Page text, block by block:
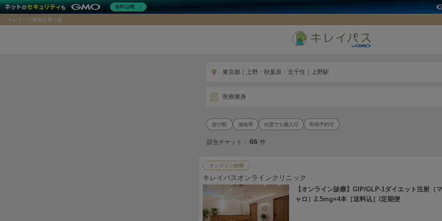
キレイパス検索結果一覧
東京都｜上野・秋葉原・北千住｜上野駅
医療痩身
価格帯 何度でも購入可 即時予約可
該当チケット：66 件
オンライン診療
キレイパスオンラインクリニック
【オンライン診療】GIP/GLP-1ダイエット注射（
ャロ）2.5mg×4本［送料込］/定期便
無料診断